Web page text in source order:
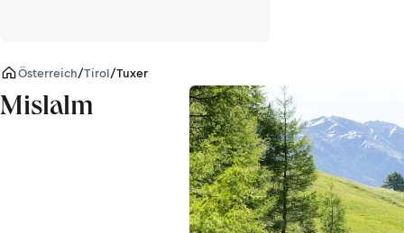
Österreich/Tirol/Tuxer Alpen
Mislalm